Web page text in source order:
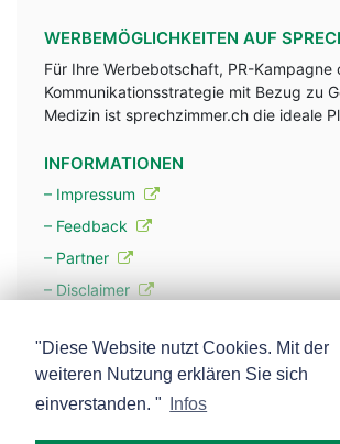
WERBEMÖGLICHKEITEN AUF
Für Ihre Werbebotschaft, PR-Kampagne
Kommunikationsstrategie mit Bezug zu
Medizin ist sprechzimmer.ch die ideale
INFORMATIONEN
– Impressum
– Feedback
– Partner
– Disclaimer
– Werbung
– Mehr über unsere Experten
"Diese Website nutzt Cookies. Mit der
weiteren Nutzung erklären Sie sich
einverstanden. "
Infos